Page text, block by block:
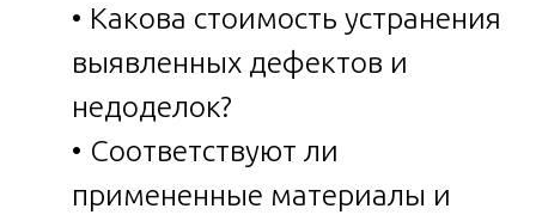
• Какова стоимость устранения
выявленных дефектов и
недоделок?
• Соответствуют ли
примененные материалы и